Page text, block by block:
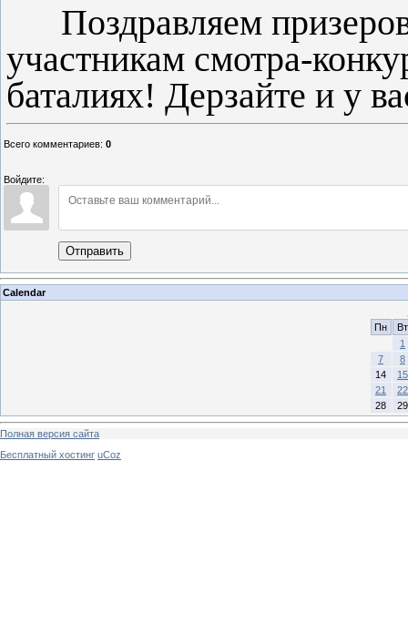
Поздравляем
участникам смотра-
баталиях! Дерзайте и у
Всего комментариев: 0
Войдите:
Отправить
Calendar
Пн
Вт
1
7
8
14
15
21
22
28
29
Полная версия сайта
Бесплатный хостинг uCoz